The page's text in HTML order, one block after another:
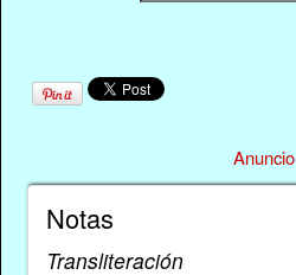
Anuncio
Notas
Transliteración